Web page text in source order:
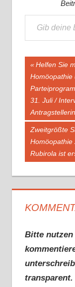
Gib deine E-Mail-Adresse ein ...
Vorheriger
Beitrag:
Helfen Sie
Homöopathie
31. Juli /
Nächster
Beitrag:
Zweitgrößte
Homöopathie
Rubirola ist
Bitte nutzen
transparent.